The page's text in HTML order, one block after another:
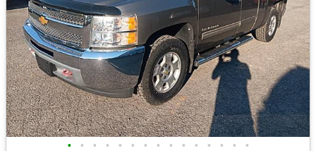
• • • • • • • • • • • • • • •